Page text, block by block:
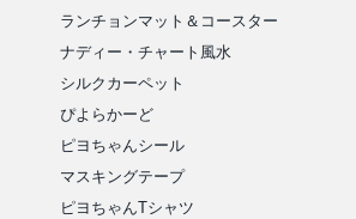
ランチョンマット＆コースター
ナディー・チャート風水
シルクカーペット
ぴよらかーど
ピヨちゃんシール
マスキングテープ
ピヨちゃんTシャツ